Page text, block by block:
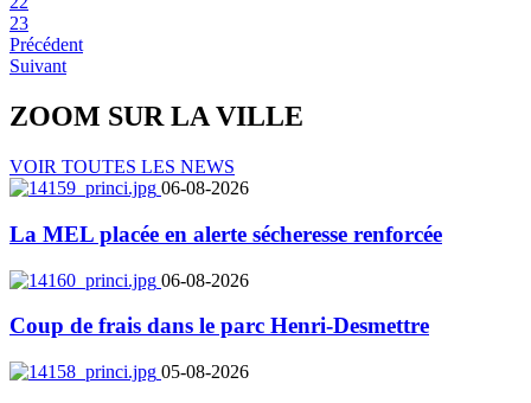
23
Précédent
Suivant
ZOOM SUR LAVILLE
VOIR TOUTES LES NEWS
06-08-2026
La MEL placée en alerte sécheresse renforcée
06-08-2026
Coup de frais dans le parc Henri-Desmettre
05-08-2026